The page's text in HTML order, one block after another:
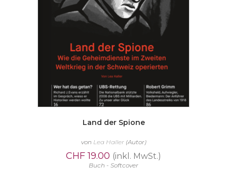
Land der Spione
von Lea Haller(Autor)
CHF19.00 (inkl. MwSt.)
Buch - Softcover